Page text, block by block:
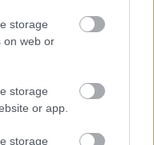
storage
on web or
storage
or app.
storage
nagyhatalom
nemzeti
most is, mind a
(lásd
küzdelmek).
megbékélés a